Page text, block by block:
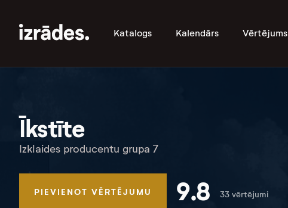
Katalogs Kalendārs Vērtējums
Īkstīte
Izklaides producentu grupa 7
PIEVIENOT VĒRTĒJUMU 9.8 33 vērtējumi